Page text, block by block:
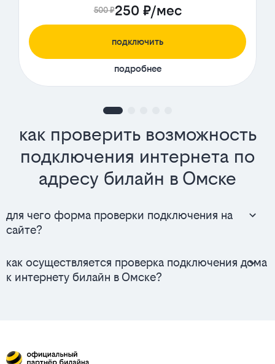
500 ₽250 ₽/мес
подключить
подробнее
как проверить возможность
подключения интернета по
адресу билайн в Омске
для чего форма проверки подключения на
сайте?
как осуществляется проверка подключения дома
к интернету билайн в Омске?